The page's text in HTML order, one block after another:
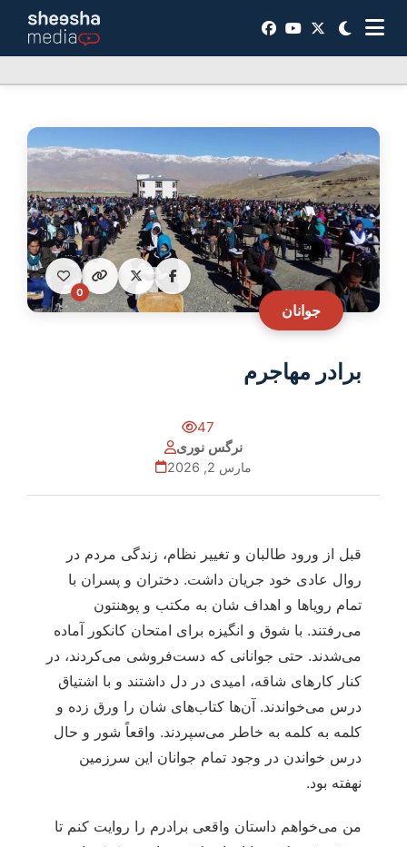
جوانان
0
برادر مهاجرم
47
نرگس نوری
مارس 2, 2026
قبل از ورود طالبان و تغییر نظام، زندگی مردم در
روال عادی خود جریان داشت. دختران و پسران با
تمام رویاها و اهداف شان به مکتب و پوهنتون
می‌رفتند. با شوق و انگیزه برای امتحان کانکور آماده
می‌شدند. حتی جوانانی که دست‌فروشی می‌کردند، در
کنار کارهای شاقه، امیدی در دل داشتند و با اشتیاق
درس می‌خواندند. آن‌ها کتاب‌های شان را ورق زده و
کلمه به کلمه به خاطر می‌سپردند. واقعاً شور و حال
درس خواندن در وجود تمام جوانان این سرزمین
نهفته بود.
من می‌خواهم داستان واقعی برادرم را روایت کنم تا